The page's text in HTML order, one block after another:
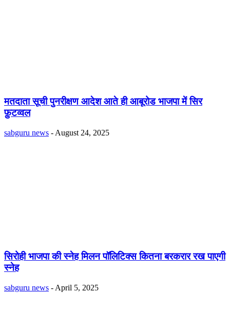
मतदाता सूची पुनरीक्षण आदेश आते ही आबूरोड भाजपा में सिर
फ़ुटव्वल
sabguru news - August 24, 2025
सिरोही भाजपा की स्नेह मिलन पॉलिटिक्स कितना बरकरार रख पाएगी
स्नेह
sabguru news - April 5, 2025